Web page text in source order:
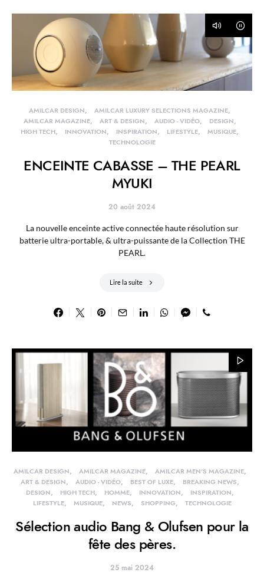
AMILCAR DESIGN
AMILCAR LUXURY SELECTIONS MAGAZINE
AMILCAR MAGAZINE
ART & DESIGN AUDIO - VIDÉO
DESIGN
HIGH TECH
INNOVATION INSPIRATION LIFESTYLE
MUSIQUE
TECHNOLOGIE
ENCEINTE CABASSE – THE PEARL
MYUKI
20 août 2024
La nouvelle enceinte active connectée haute résolution sur
batterie ultra-portable, & ultra-puissante de la Collection THE
PEARL.
Lire la suite
AMILCAR DESIGN AMILCAR MAGAZINE
AMILCAR MEN'S MAGAZINE
ART & DESIGN
AUDIO - VIDÉO BEST OF LUXE
BREAKING NEWS
DESIGN
HIGH TECH HOMME INNOVATION
INSPIRATION
LIFESTYLE
MUSIQUE NEWS SHOPPING TECHNOLOGIE
Sélection audio Bang & Olufsen pour la
fête des pères.
25 mai 2024